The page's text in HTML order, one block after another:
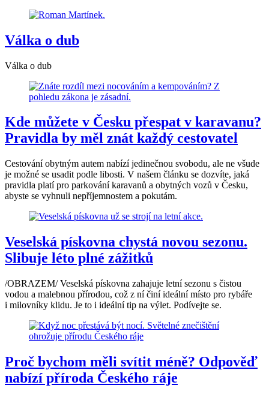
Válka o dub
Válka o dub
Kde můžete v Česku přespat v karavanu?
Pravidla by měl znát každý cestovatel
Cestování obytným autem nabízí jedinečnou svobodu, ale ne všude
je možné se usadit podle libosti. V našem článku se dozvíte, jaká
pravidla platí pro parkování karavanů a obytných vozů v Česku,
abyste se vyhnuli nepříjemnostem a pokutám.
Veselská pískovna chystá novou sezonu.
Slibuje léto plné zážitků
/OBRAZEM/ Veselská pískovna zahajuje letní sezonu s čistou
vodou a malebnou přírodou, což z ní činí ideální místo pro rybáře
i milovníky klidu. Je to i ideální tip na výlet. Podívejte se.
Proč bychom měli svítit méně? Odpověď
nabízí příroda Českého ráje